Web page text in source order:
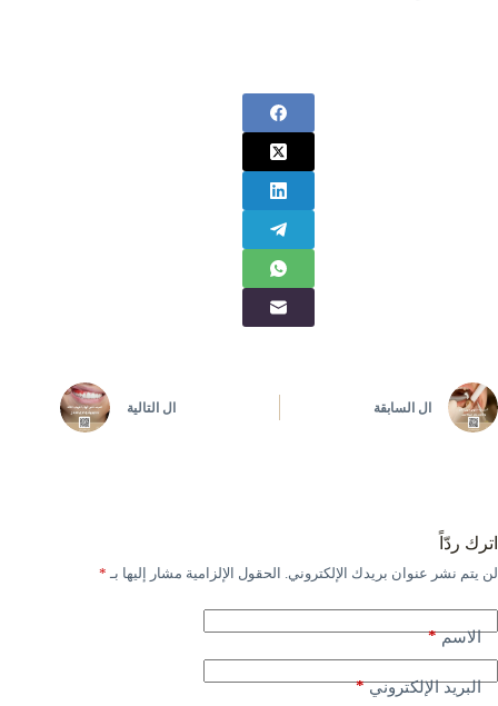
ال السابقة ال التالية
اترك ردّاً
لن يتم نشر عنوان بريدك الإلكتروني. الحقول الإلزامية مشار إليها بـ *
الاسم*
البريد الإلكتروني*